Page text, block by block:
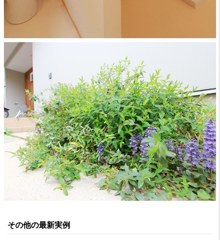
その他の最新実例